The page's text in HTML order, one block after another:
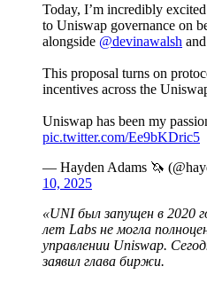
Today, I’m incredibly
to Uniswap governance on
alongside @devinawalsh and
This proposal turns on
incentives across the
Uniswap has been my
pic.twitter.com/Ee9bKDric5
— Hayden Adams 🦄
10, 2025
«UNI был запущен в 2020
лет Labs не могла
управлении Uniswap.
заявил глава биржи.